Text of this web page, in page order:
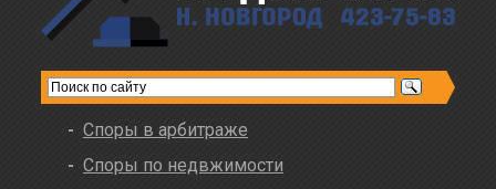
Споры в арбитраже
Споры по недвжимости